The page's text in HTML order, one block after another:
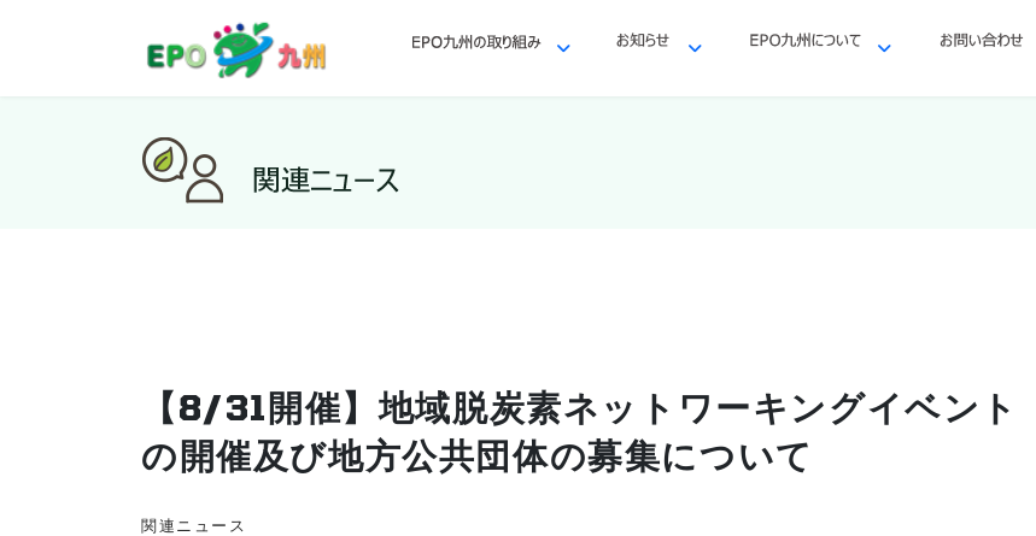
【8/31開催】地域脱炭素ネットワーキングイベント
の開催及び地方公共団体の募集について
関連ニュース